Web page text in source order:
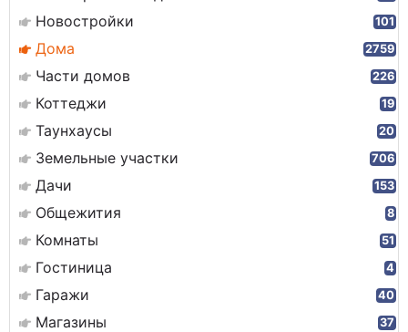
Новостройки 101
Дома 2759
Части домов 226
Коттеджи 19
Таунхаусы 20
Земельные участки 706
Дачи 153
Общежития 8
Комнаты 51
Гостиница 4
Гаражи 40
Магазины 37